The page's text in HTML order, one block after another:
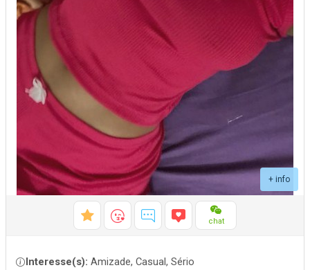
+ info
chat
Interesse(s): Amizade, Casual, Sério